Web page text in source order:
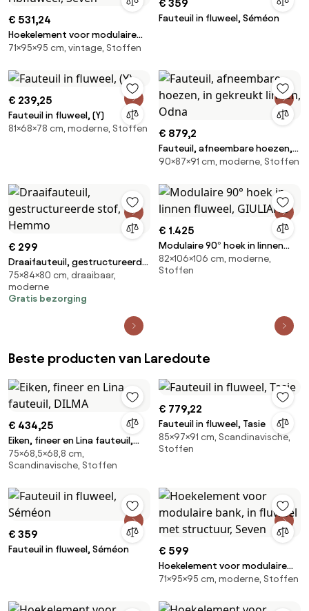
€ 531,24
Hoekelement voor modulaire
bank, in vintage ribfluweel,
71×95×95 cm, vintage, Stoffen
€ 359
Fauteuil in fluweel, Séméon
€ 239,25
Fauteuil in fluweel, (Y)
81×68×78 cm, moderne, Stoffen
€ 879,2
Fauteuil, afneembare hoezen,
in gekreukt linnen, Odna
90×87×91 cm, moderne, Stoffen
€ 299
Draaifauteuil, gestructureerde
stof, Hemmo
75×84×80 cm, draaibaar,
moderne
Gratis bezorging
€ 1.425
Modulaire 90° hoek in linnen
fluweel, GIULIANO
82×106×106 cm, moderne,
Stoffen
Beste producten van Laredoute
€ 434,25
Eiken, fineer en Lina fauteuil,
DILMA
75×68,5×68,8 cm,
Scandinavische, Stoffen
€ 779,22
Fauteuil in fluweel, Tasie
85×97×91 cm, Scandinavische,
Stoffen
€ 359
Fauteuil in fluweel, Séméon € 599
Hoekelement voor modulaire
bank, in fluweel met structuur,
71×95×95 cm, moderne, Stoffen